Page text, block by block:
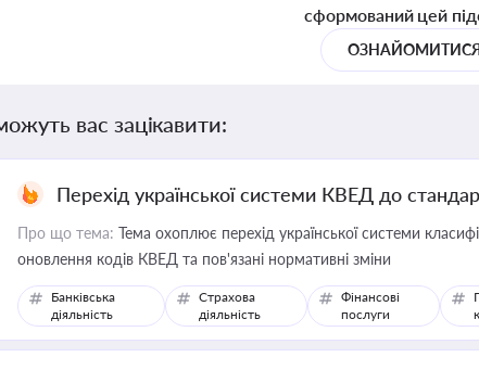
сформований цей
вас зацікавити:
Перехід української системи КВЕД до
Про що тема: Тема охоплює перехід української системи
оновлення кодів КВЕД та пов'язані нормативні зміни
Банківська
діяльність
Страхова
діяльність
Фінансові
послуги